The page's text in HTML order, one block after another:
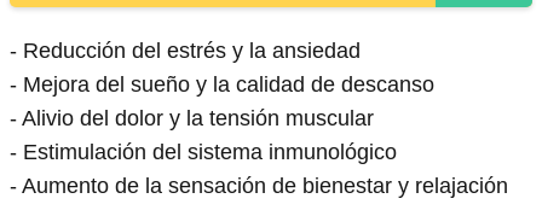
- Reducción del estrés y la ansiedad
- Mejora del sueño y la calidad de descanso
- Alivio del dolor y la tensión muscular
- Estimulación del sistema inmunológico
- Aumento de la sensación de bienestar y relajación